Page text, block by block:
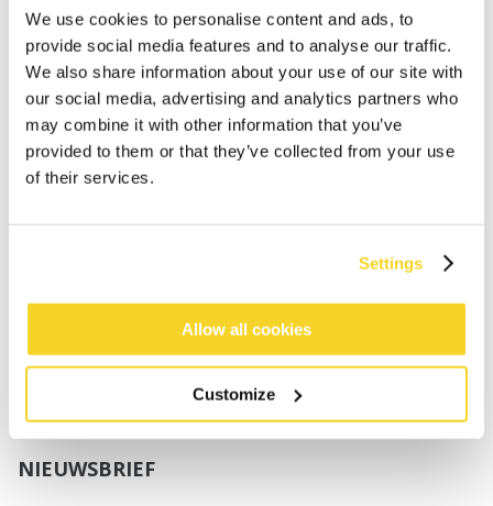
We use cookies to personalise content and ads, to
provide social media features and to analyse our traffic.
We also share information about your use of our site with
our social media, advertising and analytics partners who
may combine it with other information that you’ve
provided to them or that they’ve collected from your use
of their services.
Settings
Allow all cookies
Customize
Jongens
Baby's
SUPPORT
Maattabellen
Verzenden
UV-Beschermingsnorm
Privacy Policy
NIEUWSBRIEF